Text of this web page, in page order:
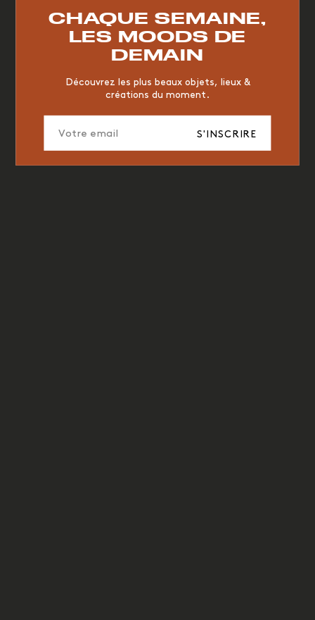
CHAQUE SEMAINE,
LES MOODS DE
DEMAIN
Découvrez les plus beaux objets, lieux &
créations du moment.
S'INSCRIRE
RESTAURANT VINTAGE MOODBOARD
BOIS
JAUNE
HÔTEL
ORGANIQUE
MEMPHIS ÉDITIONS
VASE
ICONIC
2023